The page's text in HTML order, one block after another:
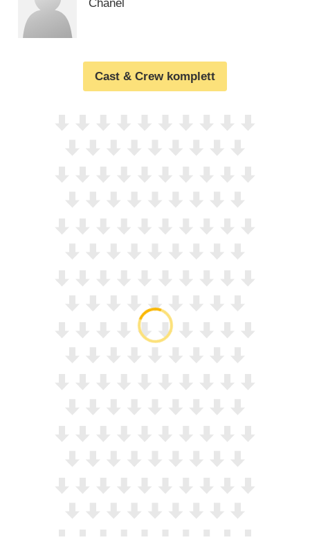
Chanel
Cast & Crew komplett